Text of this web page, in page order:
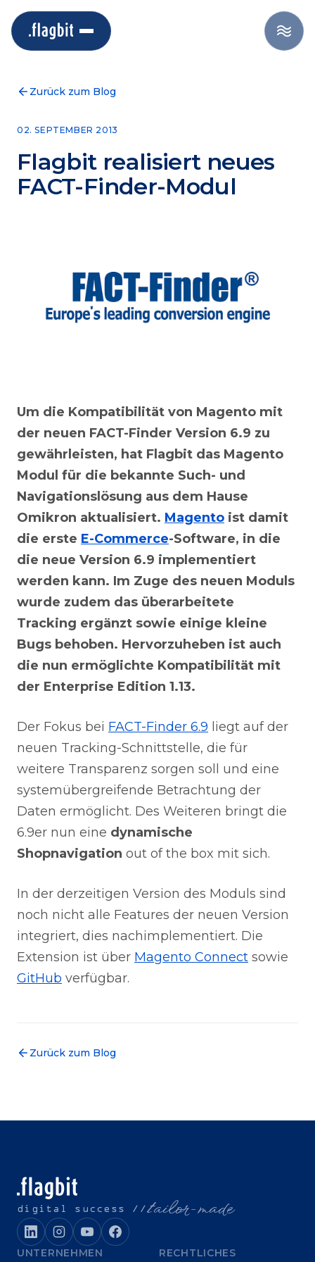
Zurück zum Blog
02. SEPTEMBER 2013
Flagbit realisiert neues
FACT-Finder-Modul
Um die Kompatibilität von Magento mit
der neuen FACT-Finder Version 6.9 zu
gewährleisten, hat Flagbit das Magento
Modul für die bekannte Such- und
Navigationslösung aus dem Hause
Omikron aktualisiert. Magento ist damit
die erste E-Commerce-Software, in die
die neue Version 6.9 implementiert
werden kann. Im Zuge des neuen Moduls
wurde zudem das überarbeitete
Tracking ergänzt sowie einige kleine
Bugs behoben. Hervorzuheben ist auch
die nun ermöglichte Kompatibilität mit
der Enterprise Edition 1.13.
Der Fokus bei FACT-Finder 6.9 liegt auf der
neuen Tracking-Schnittstelle, die für
weitere Transparenz sorgen soll und eine
systemübergreifende Betrachtung der
Daten ermöglicht. Des Weiteren bringt die
6.9er nun eine dynamische
Shopnavigation out of the box mit sich.
In der derzeitigen Version des Moduls sind
noch nicht alle Features der neuen Version
integriert, dies nachimplementiert. Die
Extension ist über Magento Connect sowie
GitHub verfügbar.
Zurück zum Blog
digital success //tailor-made
UNTERNEHMEN RECHTLICHES